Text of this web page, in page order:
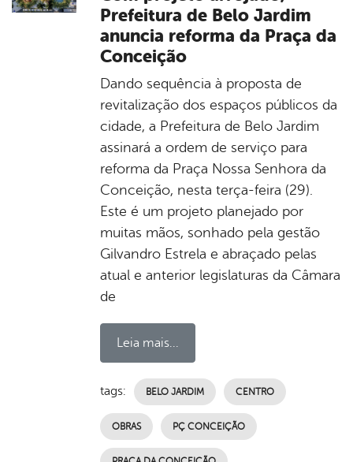
Prefeitura de Belo Jardim
anuncia reforma da Praça da
Conceição
Dando sequência à proposta de
revitalização dos espaços públicos da
cidade, a Prefeitura de Belo Jardim
assinará a ordem de serviço para
reforma da Praça Nossa Senhora da
Conceição, nesta terça-feira (29).
Este é um projeto planejado por
muitas mãos, sonhado pela gestão
Gilvandro Estrela e abraçado pelas
atual e anterior legislaturas da Câmara
de
Leia mais...
tags: BELO JARDIM CENTRO
OBRAS PÇ CONCEIÇÃO